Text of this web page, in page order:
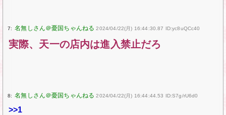
7: 2024/04/22(月) 16:44:30.87 ID:yc8uQCc40
実際、天一の店内は進入禁止だろ
8: 2024/04/22(月) 16:44:44.53 ID:S7g/rU6d0
>>1